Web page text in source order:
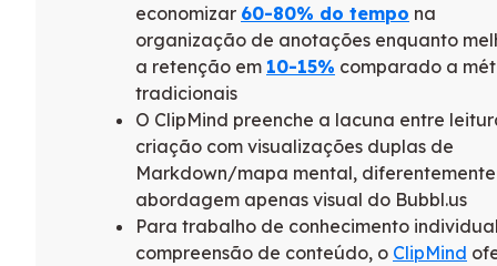
economizar 60-80% do tempo na
organização de anotações enquanto
a retenção em 10-15% comparado a
tradicionais
O ClipMind preenche a lacuna entre
criação com visualizações duplas de
Markdown/mapa mental,
abordagem apenas visual do Bubbl.us
Para trabalho de conhecimento
compreensão de conteúdo, o ClipMind